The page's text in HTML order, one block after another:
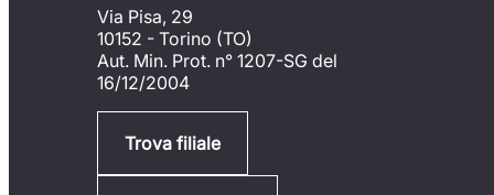
Via Pisa, 29
10152 - Torino (TO)
Aut. Min. Prot. n° 1207-SG del
16/12/2004
Trova filiale